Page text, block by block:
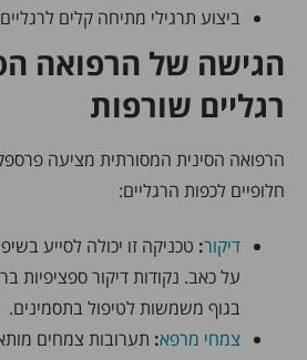
ביצוע תרגילי מתיחה קלים
הגישה של הרפואה
רגליים שורפות
הרפואה הסינית המסורתית מציעה
חלופיים לכפות הרגליים:
דיקור: טכניקה זו יכולה לסייע
על כאב. נקודות דיקור ספציפיות
בגוף משמשות לטיפול בתסמינים.
צמחי מרפא: תערובות צמחים